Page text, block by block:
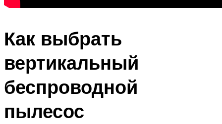
Как выбрать
вертикальный
беспроводной
пылесос